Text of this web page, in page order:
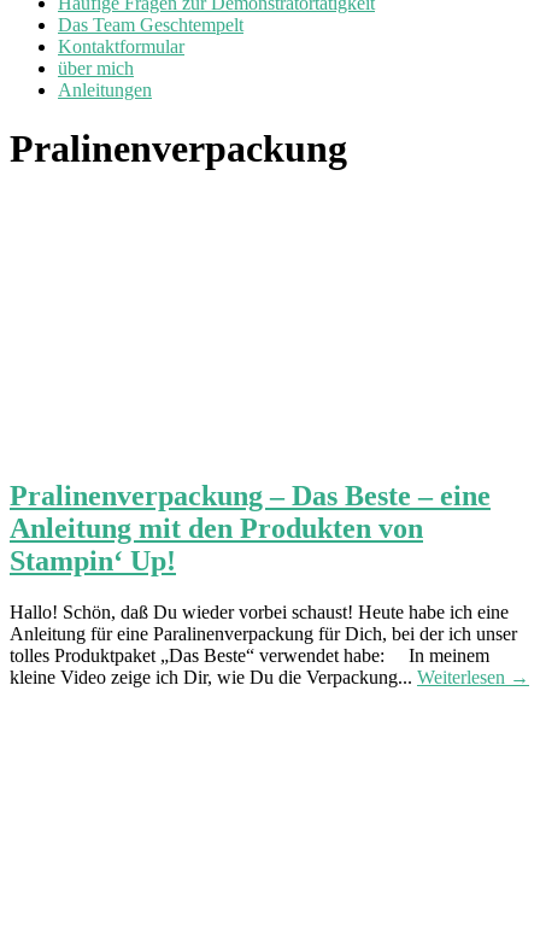
Das Team Geschtempelt
Kontaktformular
über mich
Anleitungen
Pralinenverpackung
Pralinenverpackung – Das Beste – eine
Anleitung mit den Produkten von
Stampin‘ Up!
Hallo! Schön, daß Du wieder vorbei schaust! Heute habe ich eine
Anleitung für eine Paralinenverpackung für Dich, bei der ich unser
tolles Produktpaket „Das Beste“ verwendet habe: In meinem
kleine Video zeige ich Dir, wie Du die Verpackung... Weiterlesen →